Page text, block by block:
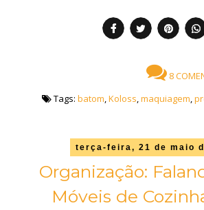
8
Tags: batom,Koloss,maquiagem,
terça-feira, 21 de maio
Organização:
Móveis de